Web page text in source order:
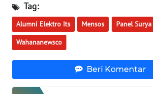
Tag:
Alumni Elektro Its Mensos Panel Surya
Wahananewsco
Beri Komentar
WN
LABUHANBATU
WN
TAPANULI
TENGAH
WN DELI